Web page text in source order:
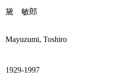
黛 敏郎
Mayuzumi, Toshiro
1929-1997